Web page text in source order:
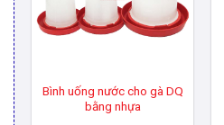
Bình uống nước cho gà DQ
bằng nhựa